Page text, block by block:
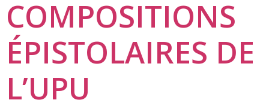
COMPOSITIONS
ÉPISTOLAIRES DE
L’UPU